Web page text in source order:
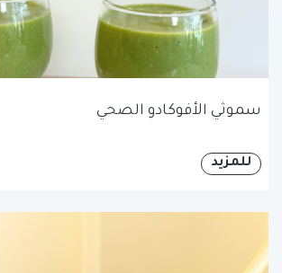
سموثي الأفوكادو الصحي
للمزيد